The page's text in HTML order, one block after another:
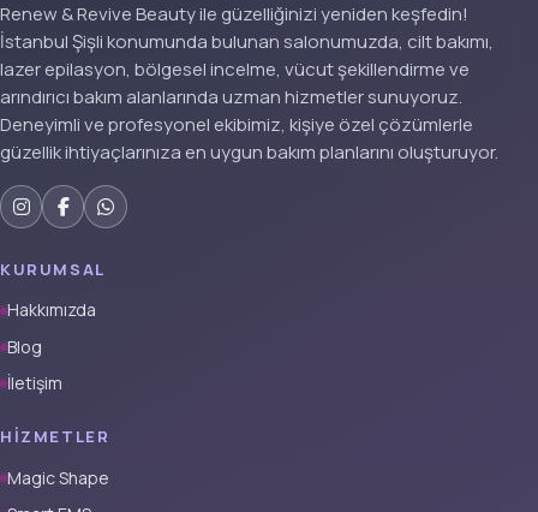
Renew & Revive Beauty ile güzelliğinizi yeniden keşfedin!
İstanbul Şişli konumunda bulunan salonumuzda, cilt bakımı,
lazer epilasyon, bölgesel incelme, vücut şekillendirme ve
arındırıcı bakım alanlarında uzman hizmetler sunuyoruz.
Deneyimli ve profesyonel ekibimiz, kişiye özel çözümlerle
güzellik ihtiyaçlarınıza en uygun bakım planlarını oluşturuyor.
KURUMSAL
Hakkımızda
Blog
İletişim
HIZMETLER
Magic Shape